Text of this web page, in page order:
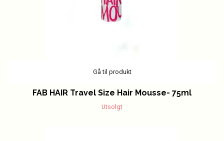
Gå til produkt
FAB HAIR Travel Size Hair Mousse- 75ml
Utsolgt